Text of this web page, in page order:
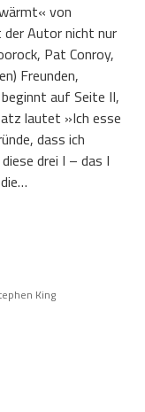
von
der Autor nicht nur
Pat Conroy,
Freunden,
auf Seite II,
lautet »Ich esse
dass ich
drei I – das I
King